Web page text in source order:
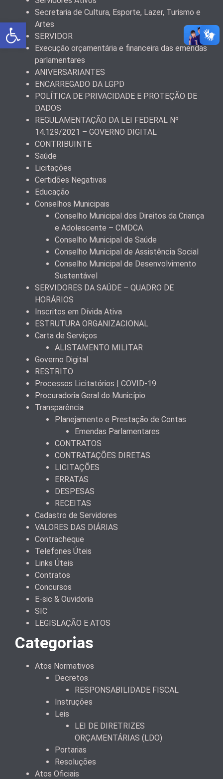
Secretaria de Cultura, Esporte, Lazer, Turismo e
Artes
SERVIDOR
Execução orçamentária e financeira das emendas
parlamentares
ANIVERSARIANTES
ENCARREGADO DA LGPD
POLÍTICA DE PRIVACIDADE E PROTEÇÃO DE
DADOS
REGULAMENTAÇÃO DA LEI FEDERAL Nº
14.129/2021 – GOVERNO DIGITAL
CONTRIBUINTE
Saúde
Licitações
Certidões Negativas
Educação
Conselhos Municipais
Conselho Municipal dos Direitos da Criança
e Adolescente – CMDCA
Conselho Municipal de Saúde
Conselho Municipal de Assistência Social
Conselho Municipal de Desenvolvimento
Sustentável
SERVIDORES DA SAÚDE – QUADRO DE
HORÁRIOS
Inscritos em Dívida Ativa
ESTRUTURA ORGANIZACIONAL
Carta de Serviços
ALISTAMENTO MILITAR
Governo Digital
RESTRITO
Processos Licitatórios | COVID-19
Procuradoria Geral do Município
Transparência
Planejamento e Prestação de Contas
Emendas Parlamentares
CONTRATOS
CONTRATAÇÕES DIRETAS
LICITAÇÕES
ERRATAS
DESPESAS
RECEITAS
Cadastro de Servidores
VALORES DAS DIÁRIAS
Contracheque
Telefones Úteis
Links Úteis
Contratos
Concursos
E-sic & Ouvidoria
SIC
LEGISLAÇÃO E ATOS
Categorias
Atos Normativos
Decretos
RESPONSABILIDADE FISCAL
Instruções
Leis
LEI DE DIRETRIZES
ORÇAMENTÁRIAS (LDO)
Portarias
Resoluções
Atos Oficiais
Abrir a barra de ferramentas